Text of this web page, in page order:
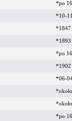
*po
*10-
*1847
*1893
*po
*1902
*06-
*po